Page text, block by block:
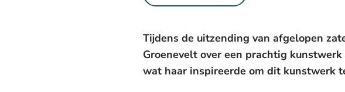
Tijdens de uitzending van afgelopen
Groenevelt over een prachtig
wat haar inspireerde om dit kunstwerk